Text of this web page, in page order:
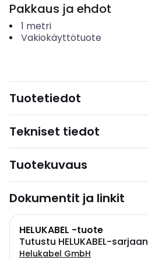
Pakkaus ja ehdot
1 metri
Vakiokäyttötuote
Tuotetiedot
Tekniset tiedot
Tuotekuvaus
Dokumentit ja linkit
HELUKABEL -tuote
Tutustu HELUKABEL-sarjaan
Helukabel GmbH